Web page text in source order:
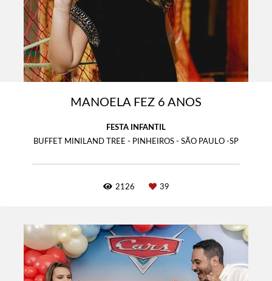
MANOELA FEZ 6 ANOS
FESTA INFANTIL
BUFFET MINILAND TREE - PINHEIROS - SÃO PAULO -SP
2126 39